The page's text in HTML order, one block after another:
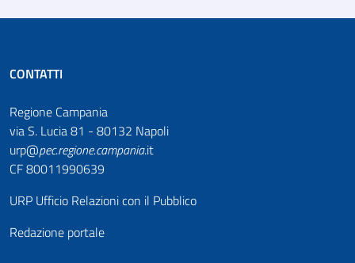
CONTATTI
Regione Campania
via S. Lucia 81 - 80132 Napoli
urp@pec.regione.campania.it
CF 80011990639
URP Ufficio Relazioni con il Pubblico
Redazione portale